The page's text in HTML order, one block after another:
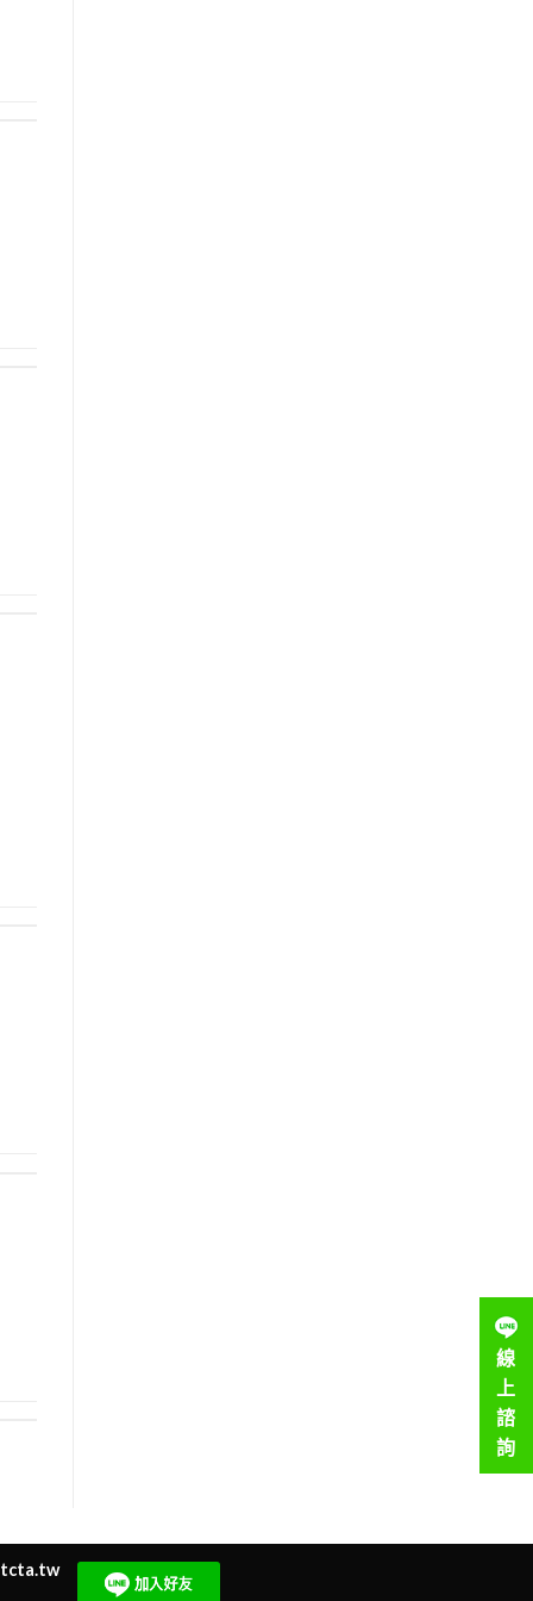
線
上
諮
詢